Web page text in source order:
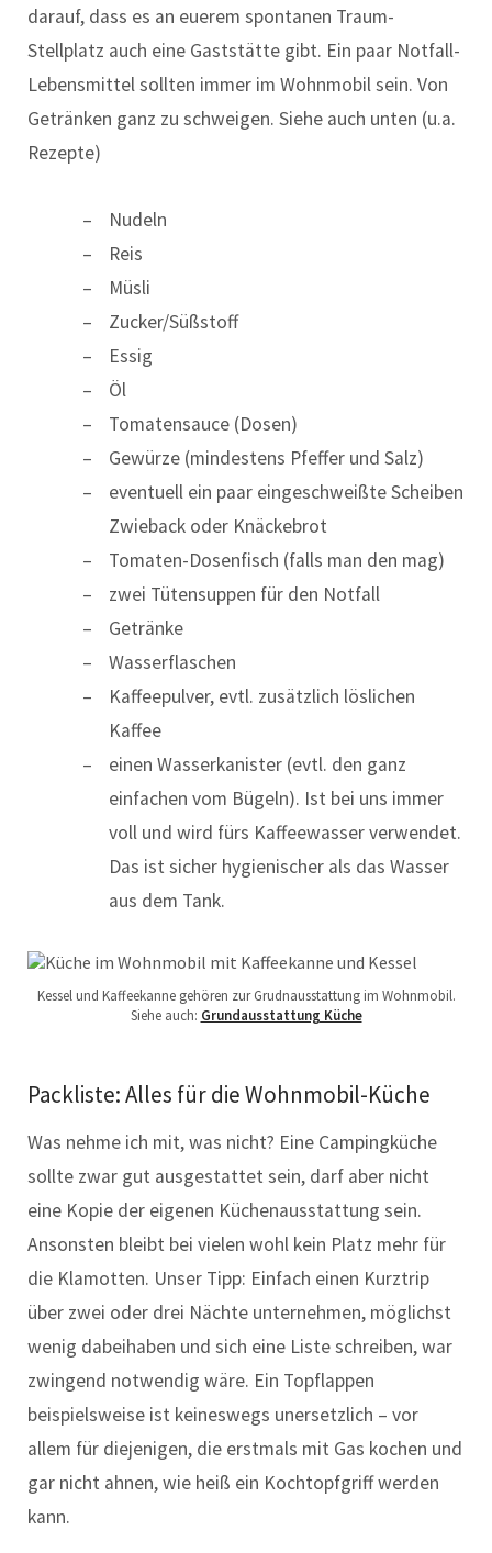
darauf, dass es an euerem spontanen Traum-
Stellplatz auch eine Gaststätte gibt. Ein paar Notfall-
Lebensmittel sollten immer im Wohnmobil sein. Von
Getränken ganz zu schweigen. Siehe auch unten (u.a.
Rezepte)
Nudeln
Reis
Müsli
Zucker/Süßstoff
Essig
Öl
Tomatensauce (Dosen)
Gewürze (mindestens Pfeffer und Salz)
eventuell ein paar eingeschweißte Scheiben
Zwieback oder Knäckebrot
Tomaten-Dosenfisch (falls man den mag)
zwei Tütensuppen für den Notfall
Getränke
Wasserflaschen
Kaffeepulver, evtl. zusätzlich löslichen
Kaffee
einen Wasserkanister (evtl. den ganz
einfachen vom Bügeln). Ist bei uns immer
voll und wird fürs Kaffeewasser verwendet.
Das ist sicher hygienischer als das Wasser
aus dem Tank.
Kessel und Kaffeekanne gehören zur Grudnausstattung im Wohnmobil.
Siehe auch: Grundausstattung Küche
Packliste: Alles für die Wohnmobil-Küche
Was nehme ich mit, was nicht? Eine Campingküche
sollte zwar gut ausgestattet sein, darf aber nicht
eine Kopie der eigenen Küchenausstattung sein.
Ansonsten bleibt bei vielen wohl kein Platz mehr für
die Klamotten. Unser Tipp: Einfach einen Kurztrip
über zwei oder drei Nächte unternehmen, möglichst
wenig dabeihaben und sich eine Liste schreiben, war
zwingend notwendig wäre. Ein Topflappen
beispielsweise ist keineswegs unersetzlich – vor
allem für diejenigen, die erstmals mit Gas kochen und
gar nicht ahnen, wie heiß ein Kochtopfgriff werden
kann.